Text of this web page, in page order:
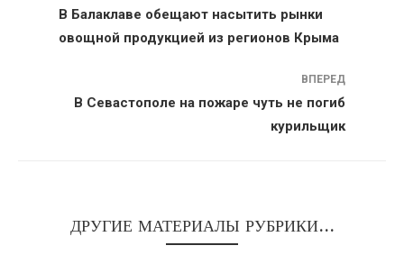
В Балаклаве обещают насытить рынки
овощной продукцией из регионов Крыма
ВПЕРЕД
В Севастополе на пожаре чуть не погиб
курильщик
ДРУГИЕ МАТЕРИАЛЫ РУБРИКИ...